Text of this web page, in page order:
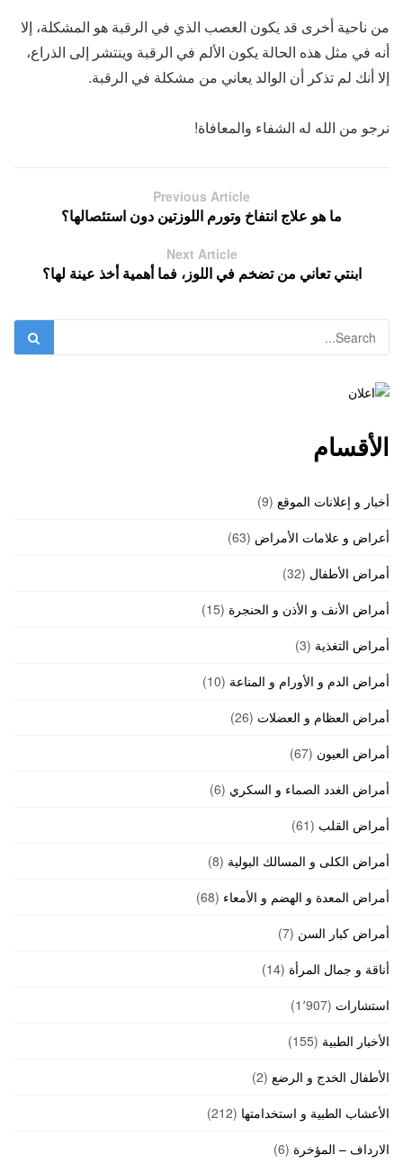
من ناحية أخرى قد يكون العصب الذي في الرقبة هو المشكلة، إلا
أنه في مثل هذه الحالة يكون الألم في الرقبة وينتشر إلى الذراع،
إلا أنك لم تذكر أن الوالد يعاني من مشكلة في الرقبة.
نرجو من الله له الشفاء والمعافاة!
Previous Article
ما هو علاج انتفاخ وتورم اللوزتين دون استئصالها؟
Next Article
ابنتي تعاني من تضخم في اللوز، فما أهمية أخذ عينة لها؟
الأقسام
أخبار و إعلانات الموقع (9)
أعراض و علامات الأمراض (63)
أمراض الأطفال (32)
أمراض الأنف و الأذن و الحنجرة (15)
أمراض التغذية (3)
أمراض الدم و الأورام و المناعة (10)
أمراض العظام و العضلات (26)
أمراض العيون (67)
أمراض الغدد الصماء و السكري (6)
أمراض القلب (61)
أمراض الكلى و المسالك البولية (8)
أمراض المعدة و الهضم و الأمعاء (68)
أمراض كبار السن (7)
أناقة و جمال المرأة (14)
استشارات (1٬907)
الأخبار الطبية (155)
الأطفال الخدج و الرضع (2)
الأعشاب الطبية و استخدامتها (212)
الارداف – المؤخرة (6)